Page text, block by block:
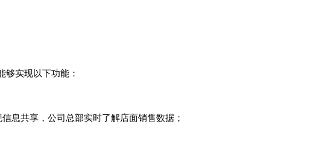
够实现以下功能：
息共享，公司总部实时了解店面销售数据；